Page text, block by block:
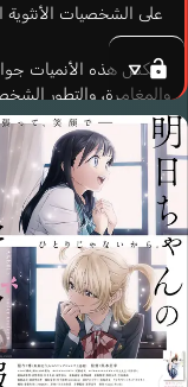
على الشخصيات الأنثوية
تعكس هذه الأنميات
والمغامرة، والتطور
النمط المميز، حيث
تقمن بها والتي
دعونا نتعرف على هذه